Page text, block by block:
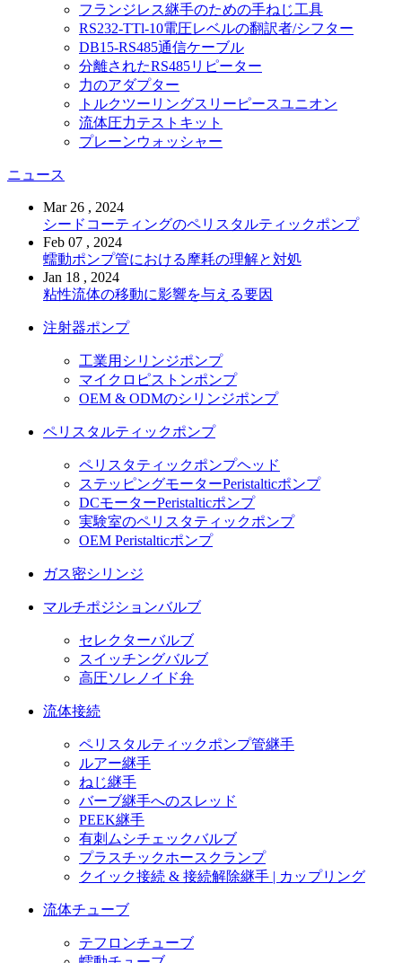
フランジレス継手のための手ねじ工具
RS232-TTl-10電圧レベルの翻訳者/シフター
DB15-RS485通信ケーブル
分離されたRS485リピーター
力のアダプター
トルクツーリングスリーピースユニオン
流体圧力テストキット
プレーンウォッシャー
ニュース
Mar 26 , 2024
シードコーティングのペリスタルティックポンプ
Feb 07 , 2024
蠕動ポンプ管における摩耗の理解と対処
Jan 18 , 2024
粘性流体の移動に影響を与える要因
注射器ポンプ
工業用シリンジポンプ
マイクロピストンポンプ
OEM & ODMのシリンジポンプ
ペリスタルティックポンプ
ペリスタティックポンプヘッド
ステッピングモーターPeristalticポンプ
DCモーターPeristalticポンプ
実験室のペリスタティックポンプ
OEM Peristalticポンプ
ガス密シリンジ
マルチポジションバルブ
セレクターバルブ
スイッチングバルブ
高圧ソレノイド弁
流体接続
ペリスタルティックポンプ管継手
ルアー継手
ねじ継手
バーブ継手へのスレッド
PEEK継手
有刺ムシチェックバルブ
プラスチックホースクランプ
クイック接続 & 接続解除継手 | カップリング
流体チューブ
テフロンチューブ